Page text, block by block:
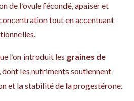
de l’ovule fécondé, apaiser et
tout en accentuant
l’on introduit les graines de
, dont les nutriments soutiennent
et la stabilité de la progestérone.